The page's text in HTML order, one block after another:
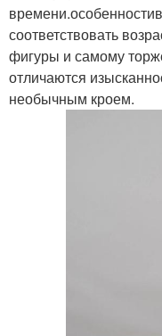
соответствовать
фигуры и самому
отличаются
необычным кроем.